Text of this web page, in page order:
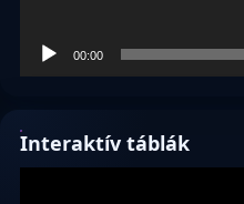
00:00
Interaktív táblák